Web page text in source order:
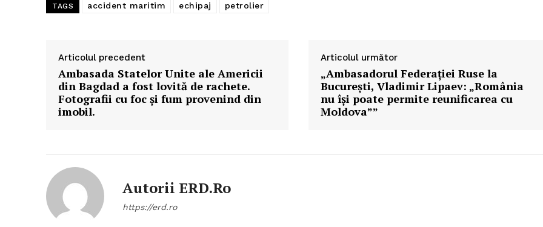
TAGS accident maritim echipaj petrolier
Articolul precedent
Ambasada Statelor Unite ale Americii
din Bagdad a fost lovită de rachete.
Fotografii cu foc și fum provenind din
imobil.
Articolul următor
„Ambasadorul Federaţiei Ruse la
Bucureşti, Vladimir Lipaev: „România
nu îşi poate permite reunificarea cu
Moldova””
Autorii ERD.ro
https://erd.ro